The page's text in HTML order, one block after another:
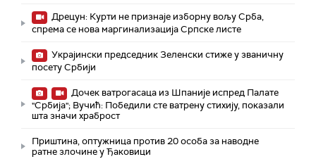
Дрецун: Курти не признаје изборну вољу Срба,
спрема се нова маргинализација Српске листе
Украјински председник Зеленски стиже у званичну
посету Србији
Дочек ватрогасаца из Шпаније испред Палате
"Србија"; Вучић: Победили сте ватрену стихију, показали
шта значи храброст
Приштина, оптужница против 20 особа за наводне
ратне злочине у Ђаковици